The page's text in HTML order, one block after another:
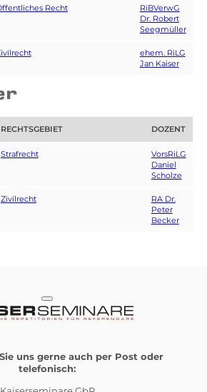
Recht
RiBVerwG
Dr. Robert
Seegmüller
ehem. RiLG
Jan Kaiser
RECHTSGEBIET DOZENT
Strafrecht
VorsRiLG
Daniel
Scholze
Zivilrecht
RA Dr.
Peter
Becker
uns gerne auch per Post oder
telefonisch: